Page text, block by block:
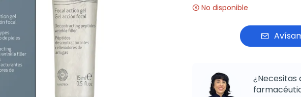
No disponible
¿Necesitas